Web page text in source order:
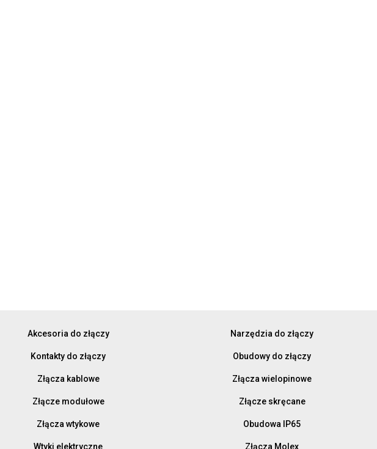
Akcesoria do złączy
Kontakty do złączy
Złącza kablowe
Złącze modułowe
Złącza wtykowe
Wtyki elektryczne
Narzędzia do złączy
Obudowy do złączy
Złącza wielopinowe
Złącze skręcane
Obudowa IP65
Złącza Molex